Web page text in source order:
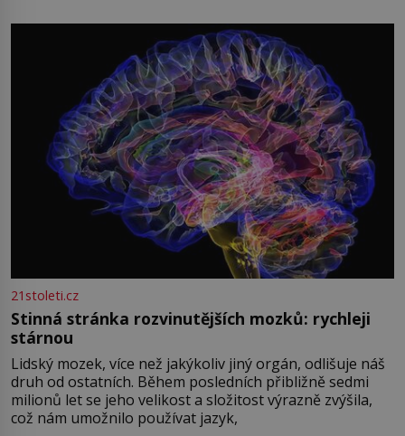
přízračná scéna znamená? Je jaro roku 1945, druhá
světová válka se chýlí ke konci. Jezero Stolpsee
21stoleti.cz
Stinná stránka rozvinutějších mozků: rychleji
stárnou
Lidský mozek, více než jakýkoliv jiný orgán, odlišuje náš
druh od ostatních. Během posledních přibližně sedmi
milionů let se jeho velikost a složitost výrazně zvýšila,
což nám umožnilo používat jazyk,